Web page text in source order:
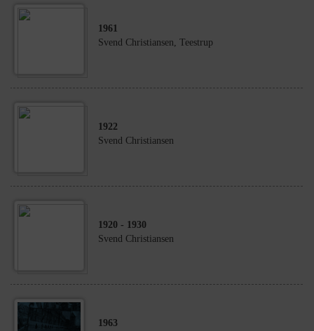
1961
Svend Christiansen, Teestrup
1922
Svend Christiansen
1920 - 1930
Svend Christiansen
1963